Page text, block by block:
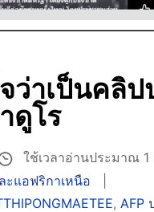
ว่าเป็นคลิ
ดูโร
ใช้เวลาอ่านประมาณ 1
ะแอฟริกาเหนือ
, AFP